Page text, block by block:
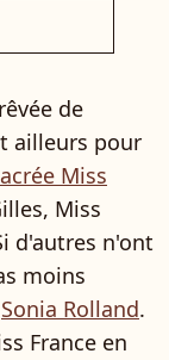
de
ailleurs pour
Miss
Miss
d'autres n'ont
moins
Sonia Rolland.
France en